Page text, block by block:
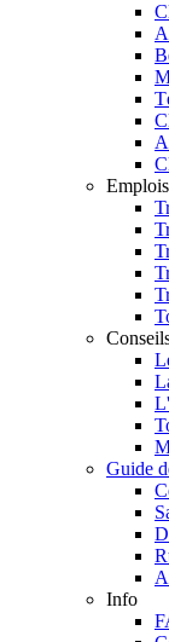
Guide
Info